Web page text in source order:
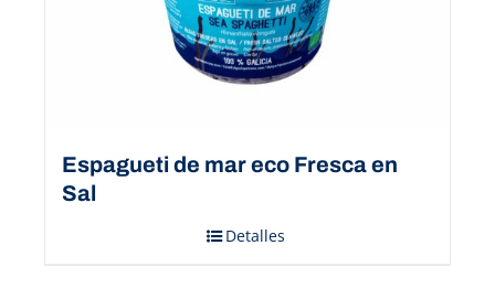
Espagueti de mar eco Fresca en
Sal
Detalles